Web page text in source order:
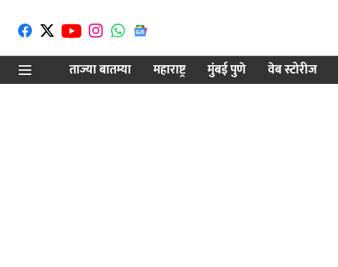
ताज्या बातम्या
महाराष्ट्र मुंबई पुणे वेब स्टोरीज